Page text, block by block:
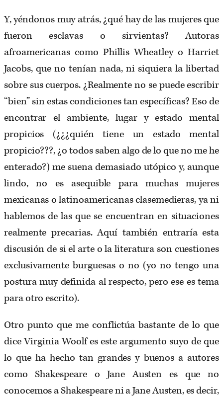
Y, yéndonos muy atrás, ¿qué hay de las mujeres que
fueron esclavas o sirvientas? Autoras
afroamericanas como Phillis Wheatley o Harriet
Jacobs, que no tenían nada, ni siquiera la libertad
sobre sus cuerpos. ¿Realmente no se puede escribir
“bien” sin estas condiciones tan específicas? Eso de
encontrar el ambiente, lugar y estado mental
propicios (¿¿¿quién tiene un estado mental
propicio???, ¿o todos saben algo de lo que no me he
enterado?) me suena demasiado utópico y, aunque
lindo, no es asequible para muchas mujeres
mexicanas o latinoamericanas clasemedieras, ya ni
hablemos de las que se encuentran en situaciones
realmente precarias. Aquí también entraría esta
discusión de si el arte o la literatura son cuestiones
exclusivamente burguesas o no (yo no tengo una
postura muy definida al respecto, pero ese es tema
para otro escrito).
Otro punto que me conflictúa bastante de lo que
dice Virginia Woolf es este argumento suyo de que
lo que ha hecho tan grandes y buenos a autores
como Shakespeare o Jane Austen es que no
conocemos a Shakespeare ni a Jane Austen, es decir,